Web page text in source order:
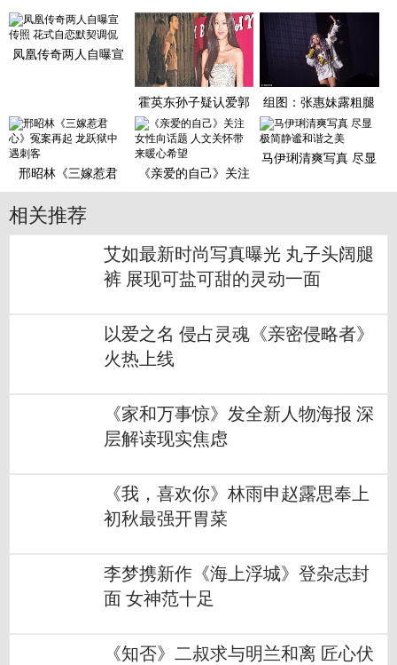
凤凰传奇两人自曝宣
霍英东孙子疑认爱郭
富城前女友：她是好
女孩
组图：张惠妹露粗腿
胖成球 梳脏辫与猛男
贴身
邢昭林《三嫁惹君
心》冤案再起 龙跃狱
中遇刺
《亲爱的自己》关注
女性向话题 人文关怀
马伊琍清爽写真 尽显
相关推荐
艾如最新时尚写真曝光 丸子头阔腿
裤 展现可盐可甜的灵动一面
以爱之名 侵占灵魂《亲密侵略者》
火热上线
《家和万事惊》发全新人物海报 深
层解读现实焦虑
《我，喜欢你》林雨申赵露思奉上
初秋最强开胃菜
李梦携新作《海上浮城》登杂志封
面 女神范十足
《知否》二叔求与明兰和离 匠心伏